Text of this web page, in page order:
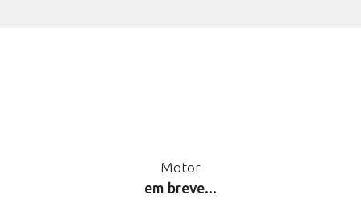
Motor
em breve...